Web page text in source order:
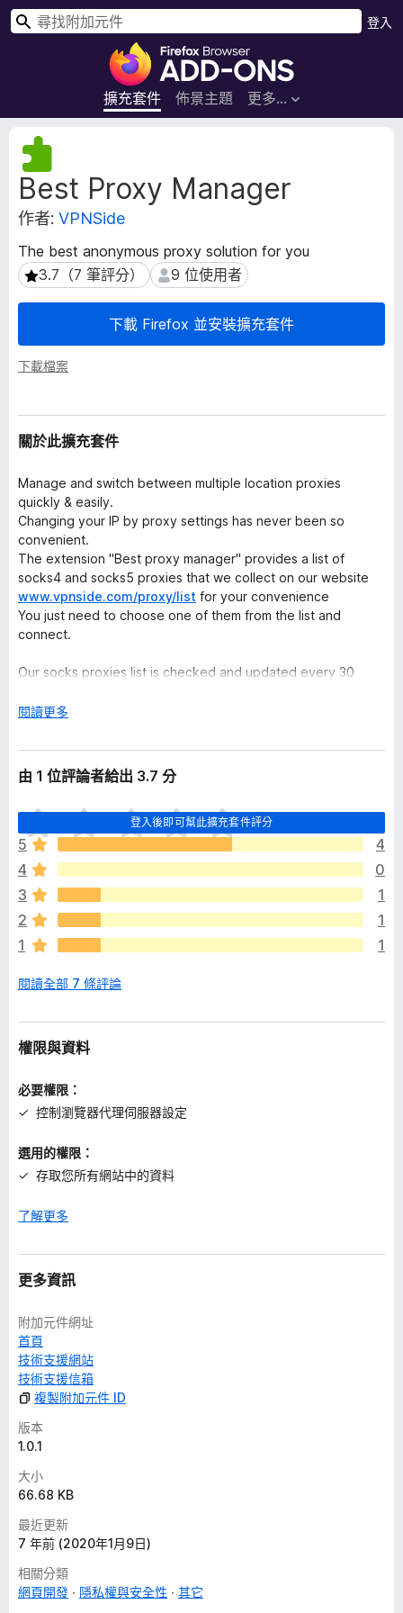
F
r
e
x
瀏
器
附
加
件
擴充套件 佈景主題 更多…
登入
搜
Best Proxy Manager
作者: VPNSide
The best anonymous proxy solution for you
3.7（7 筆評分）
3.7（7 筆評分） 9 位使用者
9 位使用者
下載 Firefox 並安裝擴充套件
下載檔案
擴
充
套
件
後
資
料
關於此擴充套件
Manage and switch between multiple location proxies
quickly & easily.
Changing your IP by proxy settings has never been so
convenient.
The extension "Best proxy manager" provides a list of
socks4 and socks5 proxies that we collect on our website
www.vpnside.com/proxy/list for your convenience
You just need to choose one of them from the list and
connect.
Our socks proxies list is checked and updated every 30
site’s mission is to help users around the world reclaim their
right to privacy through research, reviews, knowledge-
sharing, investigations and direct action.
展
後
閱讀更多
由 1 位評論者給出 3.7 分
登入後即可幫此擴充套件評分
目
前
沒
有
評
分
5
4
4
0
3
1
2
1
1
1
閱讀全部 7 條評論
權限與資料
必要權限：
控制瀏覽器代理伺服器設定
選用的權限：
存取您所有網站中的資料
了解更多
更多資訊
附加元件網址
首頁
技術支援網站
技術支援信箱
複製附加元件 ID
版本
1.0.1
大小
66.68 KB
最近更新
7 年前 (2020年1月9日)
相關分類
網頁開發
隱私權與安全性 其它